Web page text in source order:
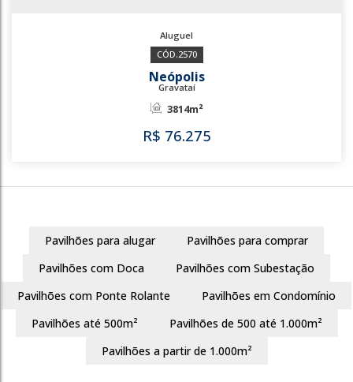
2570
Neópolis
3814m²
Pavilhões para alugar
Pavilhões para comprar
Pavilhões com Doca
Pavilhões com Subestação
Pavilhões com Ponte Rolante
Pavilhões em Condomínio
Pavilhões até 500m²
Pavilhões de 500 até 1.000m²
Pavilhões a partir de 1.000m²